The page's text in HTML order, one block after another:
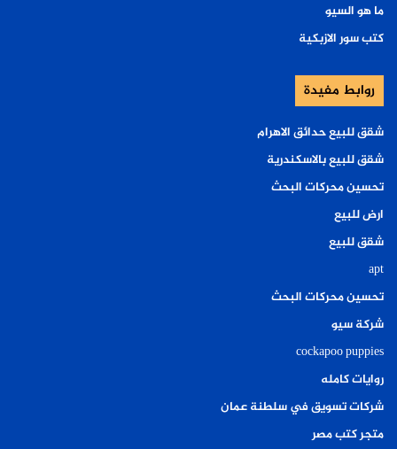
ما هو السيو
كتب سور الازبكية
روابط مفيدة
شقق للبيع حدائق الاهرام
شقق للبيع بالاسكندرية
تحسين محركات البحث
ارض للبيع
شقق للبيع
apt
تحسين محركات البحث
شركة سيو
cockapoo puppies
روايات كامله
شركات تسويق في سلطنة عمان
متجر كتب مصر